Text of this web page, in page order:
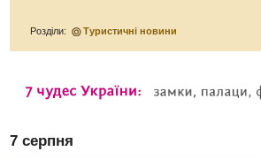
Розділи: Туристичні новини
7 серпня